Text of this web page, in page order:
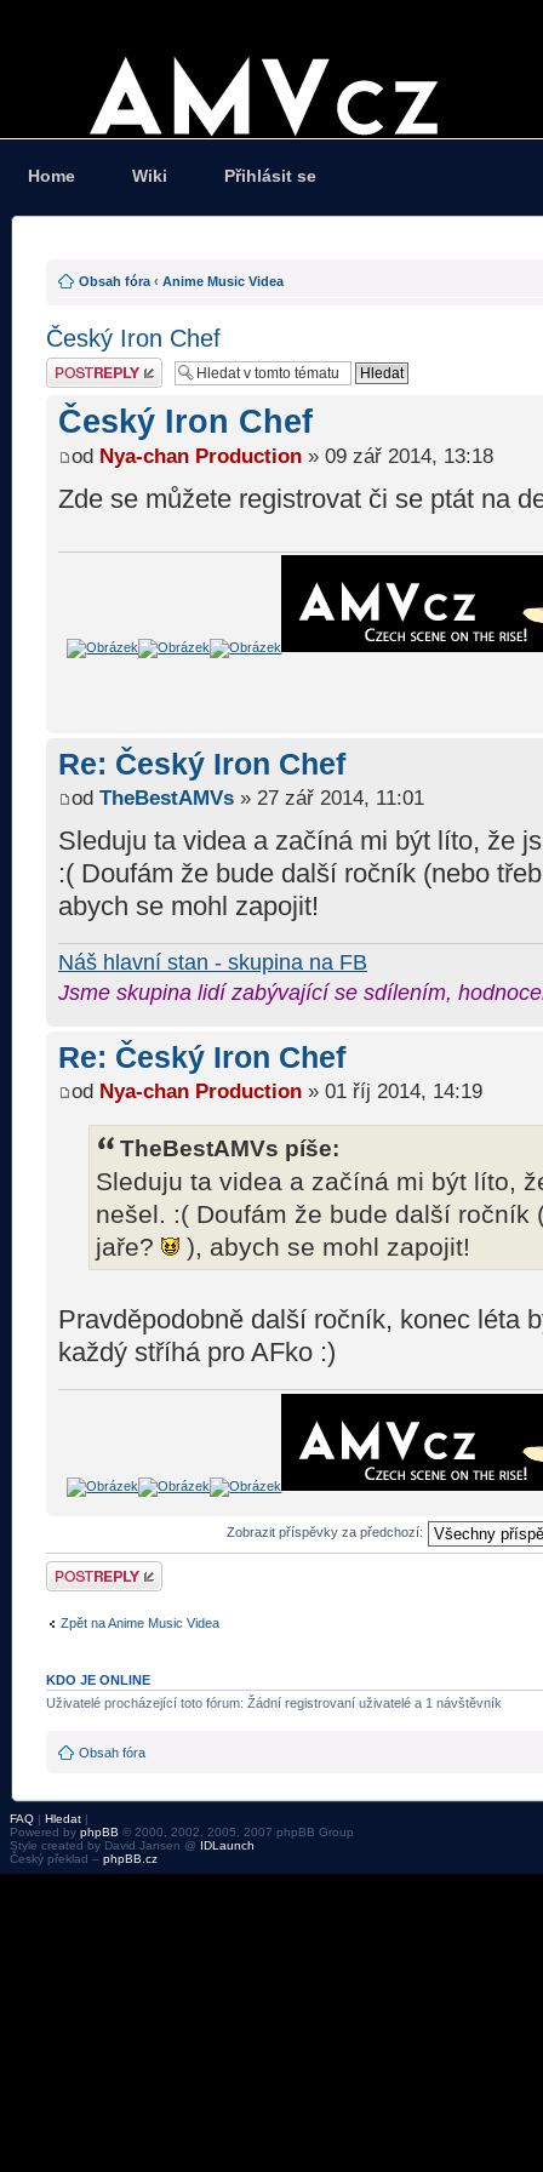
Home Wiki Přihlásit se
Obsah fóra ‹ Anime Music Videa
Český Iron Chef
Odeslat odpověď
Český Iron Chef
od Nya-chan Production » 09 zář 2014, 13:18
Zde se můžete registrovat či se ptát na
Re: Český Iron Chef
od TheBestAMVs » 27 zář 2014, 11:01
Sleduju ta videa a začíná mi být líto, že
:( Doufám že bude další ročník (nebo
abych se mohl zapojit!
Náš hlavní stan - skupina na FB
Jsme skupina lidí zabývající se sdílením,
Re: Český Iron Chef
od Nya-chan Production » 01 říj 2014, 14:19
TheBestAMVs píše:
Sleduju ta videa a začíná mi být líto,
nešel. :( Doufám že bude další ročník
jaře?
), abych se mohl zapojit!
Pravděpodobně další ročník, konec léta
každý stříhá pro AFko :)
Zobrazit příspěvky za předchozí:
Odeslat odpověď
Zpět na Anime Music Videa
KDO JE ONLINE
Uživatelé procházející toto fórum: Žádní registrovaní uživatelé a 1 návštěvník
Obsah fóra
FAQ | Hledat |
Powered by phpBB © 2000, 2002, 2005, 2007 phpBB Group
Style created by David Jansen @ IDLaunch
Český překlad – phpBB.cz